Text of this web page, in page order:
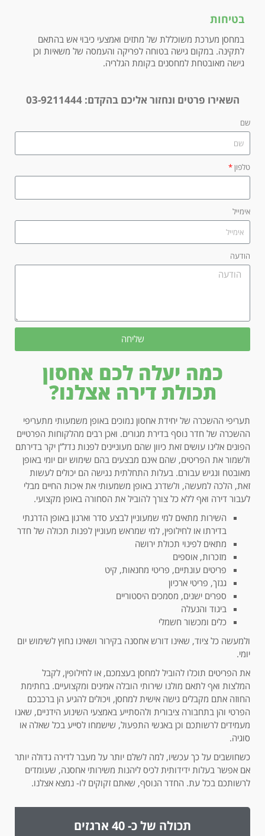
בטיחות
במחסן מערכת משוכללת של מתזים ואמצעי כיבוי אש בהתאם
לתקינה. במקום גישה בטוחה לפריקה והעמסה של משאיות וכן
גישה מאובטחת למחסנים בקומת הגלריה.
השאירו פרטים ונחזור אליכם בהקדם: 03-9211444
שם
טלפון
אימייל
הודעה
שליחה
כמה יעלה לכם אחסון
תכולת דירה אצלנו?
תעריפי ההשכרה של יחידת אחסון נמוכים באופן משמעותי מתעריפי
ההשכרה של חדר נוסף בדירת מגורים. ואכן רבים מהלקוחות הפרטיים
הפונים אלינו עושים זאת כיוון שהם מעוניינים לפנות נדל”ן יקר בדירתם
ולשמור את הפריטים, שהם אינם מבצעים בהם שימוש יום יומי באופן
מאובטח ונגיש עבורם. בעלות התחלתית נגישה הם יכולים לעשות
זאת, הלכה למעשה, ולשדרג באופן משמעותי את איכות החיים מבלי
לעבור דירה ואף ללא כל צורך להוביל את הסחורה באופן מקצועי.
השירות מתאים למי שמעוניין לבצע סדר וארגון באופן הדרגתי
בדירתו או לחילופין, למי שמראש מעוניין לפנות תכולה של חדר
מתאים לפינוי תכולת ירושה
מזכרות, אוספים
פריטים עונתיים, פריטי מחנאות, קיט
גנזך, פריטי ארכיון
ספרים ישנים, מסמכים היסטוריים
ביגוד והנעלה
כלים ומכשור חשמלי
ולמעשה כל ציוד, שאינו דורש אחסנה בקירור ושאינו נחוץ לשימוש יום
יומי.
את הפריטים תוכלו להוביל למחסן בעצמכם, או לחילופין, לקבל
המלצות ואף לתאם מולנו שירותי הובלה אמינים ומקצועיים. בחתימת
החוזה אתם מקבלים גישה אישית למחסן, ויכולים להגיע הן ברכבכם
הפרטי והן בתחבורה ציבורית ולהסתייע באמצעי השינוע הידניים, שאנו
מעמידים לרשותכם וכן באנשי התפעול, שישמחו לסייע בכל שאלה או
סוגיה.
כשחושבים על כך עכשיו, למה לשלם יותר על מעבר לדירה גדולה יותר
אם אפשר בעלות ידידותית לכיס ליהנות משירותי אחסנה, שעומדים
לרשותכם בכל עת. החדר הנוסף, שאתם זקוקים לו- נמצא אצלנו.
תכולה של כ- 40 ארגזים